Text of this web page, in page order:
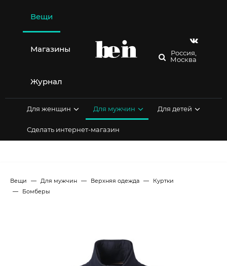
содержимому
Вещи
Магазины
Журнал
Россия,
Москва
Для женщин Для мужчин Для детей
Сделать интернет-магазин
Вещи Для мужчин Верхняя одежда
Куртки
Бомберы